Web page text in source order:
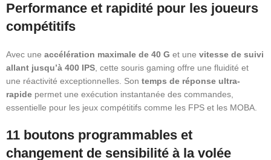
Performance et rapidité pour les joueurs
compétitifs
Avec une accélération maximale de 40 G et une vitesse de suivi
allant jusqu’à 400 IPS , cette souris gaming offre une fluidité et
une réactivité exceptionnelles. Son temps de réponse ultra-
rapide permet une exécution instantanée des commandes,
essentielle pour les jeux compétitifs comme les FPS et les MOBA.
11 boutons programmables et
changement de sensibilité à la volée